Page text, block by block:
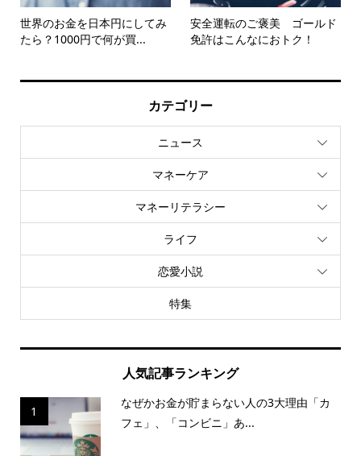
世界のお金を日本円にしてみ
たら？1000円で何が買...
安全運転のご褒美 ゴールド
免許はこんなにおトク！
カテゴリー
ニュース
マネーケア
マネーリテラシー
ライフ
恋愛小説
特集
人気記事ランキング
1
なぜかお金が貯まらない人の3大理由「カ
フェ」、「コンビニ」あ...